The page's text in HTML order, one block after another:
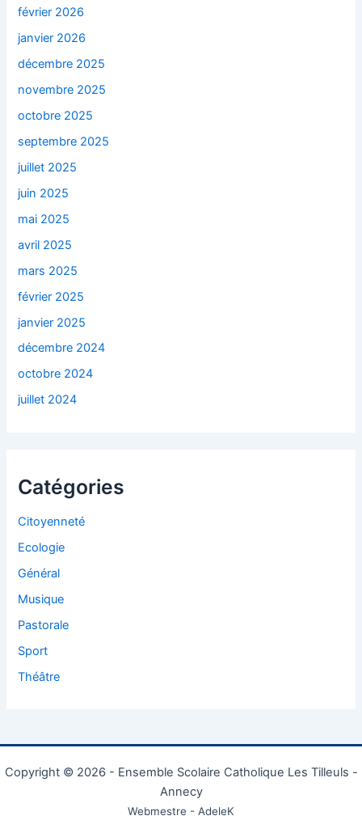
février 2026
janvier 2026
décembre 2025
novembre 2025
octobre 2025
septembre 2025
juillet 2025
juin 2025
mai 2025
avril 2025
mars 2025
février 2025
janvier 2025
décembre 2024
octobre 2024
juillet 2024
Catégories
Citoyenneté
Ecologie
Général
Musique
Pastorale
Sport
Théâtre
Copyright © 2026 - Ensemble Scolaire Catholique Les Tilleuls -
Annecy
Webmestre - AdeleK